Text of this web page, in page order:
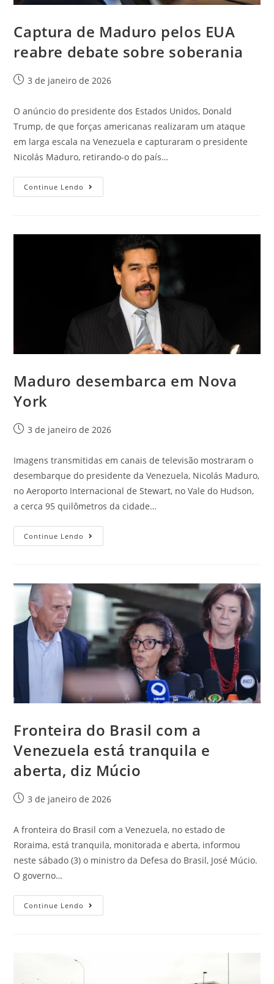
Captura de Maduro pelos EUA
reabre debate sobre soberania
3 de janeiro de 2026
O anúncio do presidente dos Estados Unidos, Donald
Trump, de que forças americanas realizaram um ataque
em larga escala na Venezuela e capturaram o presidente
Nicolás Maduro, retirando-o do país…
Continue Lendo
Maduro desembarca em Nova
York
3 de janeiro de 2026
Imagens transmitidas em canais de televisão mostraram o
desembarque do presidente da Venezuela, Nicolás Maduro,
no Aeroporto Internacional de Stewart, no Vale do Hudson,
a cerca 95 quilômetros da cidade…
Continue Lendo
Fronteira do Brasil com a
Venezuela está tranquila e
aberta, diz Múcio
3 de janeiro de 2026
A fronteira do Brasil com a Venezuela, no estado de
Roraima, está tranquila, monitorada e aberta, informou
neste sábado (3) o ministro da Defesa do Brasil, José Múcio.
O governo…
Continue Lendo